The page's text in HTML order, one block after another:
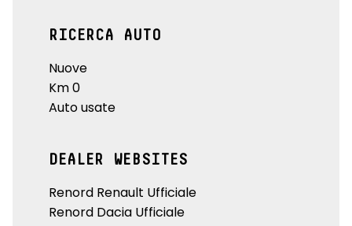
RICERCA AUTO
Nuove
Km 0
Auto usate
DEALER WEBSITES
Renord Renault Ufficiale
Renord Dacia Ufficiale